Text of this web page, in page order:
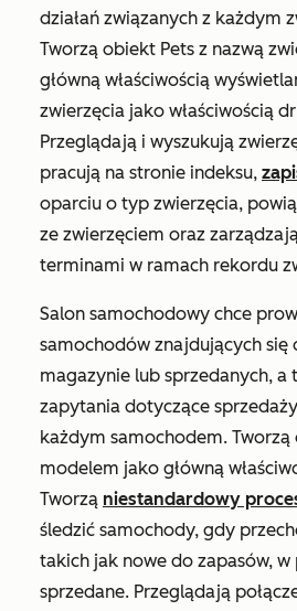
działań związanych z każdym
Tworzą obiekt Pets z nazwą
główną właściwością
zwierzęcia jako właściwością
Przeglądają i wyszukują
pracują na stronie indeksu,
oparciu o typ zwierzęcia,
ze zwierzęciem oraz
terminami w ramach rekordu
Salon samochodowy chce
samochodów znajdujących się
magazynie lub sprzedanych, a
zapytania dotyczące
każdym samochodem. Tworzą
modelem jako główną
Tworzą niestandardowy
śledzić samochody, gdy
takich jak nowe do zapasów, w
sprzedane. Przeglądają